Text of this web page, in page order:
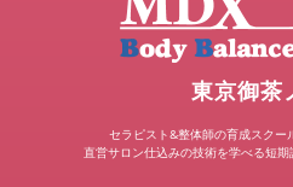
東京御茶
セラピスト&整体師の育成スクー
直営サロン仕込みの技術を学べる短期